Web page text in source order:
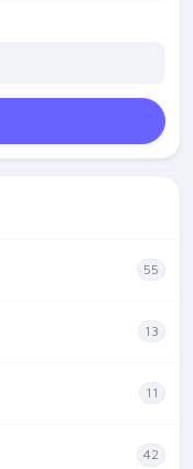
55
13
11
42